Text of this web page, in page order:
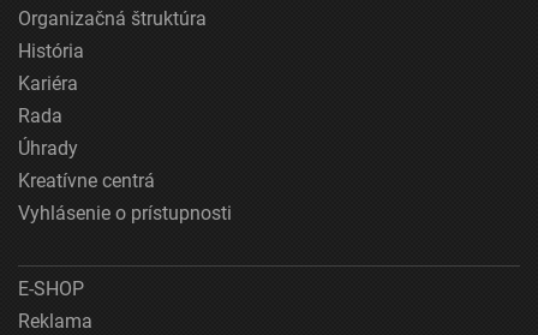
Organizačná štruktúra
História
Kariéra
Rada
Úhrady
Kreatívne centrá
Vyhlásenie o prístupnosti
E-SHOP
Reklama